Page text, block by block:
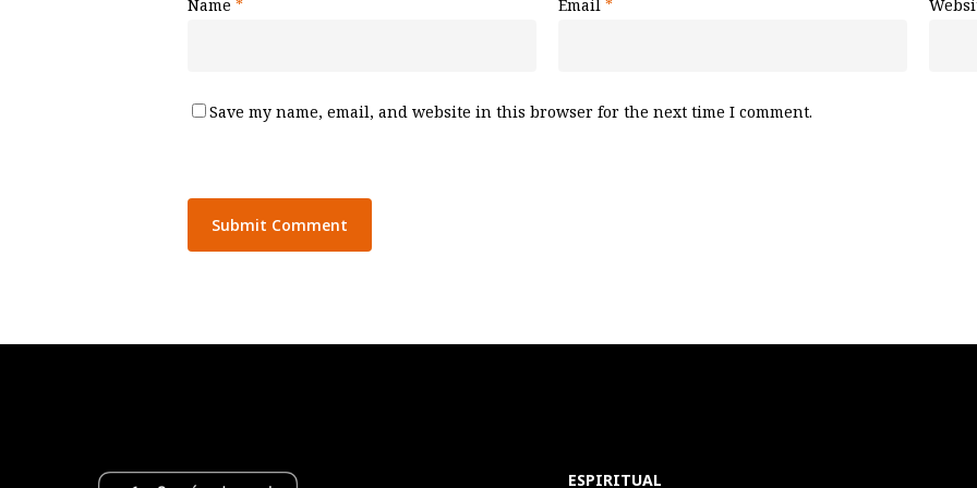
Name * Email *
Save my name, email, and website in this browser for the next time I comment.
ESPIRITUAL